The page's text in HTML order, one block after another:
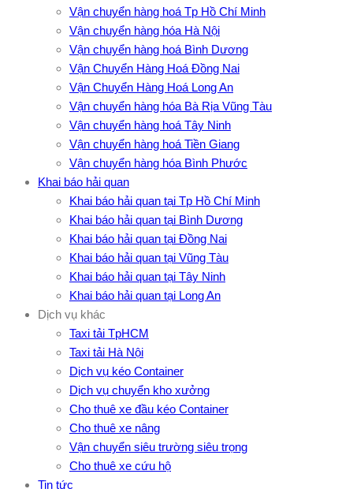
Vận chuyển hàng hoá Tp Hồ Chí Minh
Vận chuyển hàng hóa Hà Nội
Vận chuyển hàng hoá Bình Dương
Vận Chuyển Hàng Hoá Đồng Nai
Vận Chuyển Hàng Hoá Long An
Vận chuyển hàng hóa Bà Rịa Vũng Tàu
Vận chuyển hàng hoá Tây Ninh
Vận chuyển hàng hoá Tiền Giang
Vận chuyển hàng hóa Bình Phước
Khai báo hải quan
Khai báo hải quan tại Tp Hồ Chí Minh
Khai báo hải quan tại Bình Dương
Khai báo hải quan tại Đồng Nai
Khai báo hải quan tại Vũng Tàu
Khai báo hải quan tại Tây Ninh
Khai báo hải quan tại Long An
Dịch vụ khác
Taxi tải TpHCM
Taxi tải Hà Nội
Dịch vụ kéo Container
Dịch vụ chuyển kho xưởng
Cho thuê xe đầu kéo Container
Cho thuê xe nâng
Vận chuyển siêu trường siêu trọng
Cho thuê xe cứu hộ
Tin tức